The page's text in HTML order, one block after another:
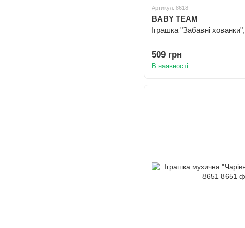
Артикул: 8618
BABY TEAM
Іграшка "Забавні
509 грн
В наявності